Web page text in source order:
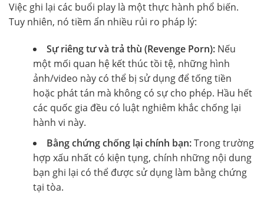
Việc ghi lại các buổi play là một thực hành phổ biến.
Tuy nhiên, nó tiềm ẩn nhiều rủi ro pháp lý:
Sự riêng tư và trả thù (Revenge Porn):Nếu
một mối quan hệ kết thúc tồi tệ, những hình
ảnh/video này có thể bị sử dụng để tống tiền
hoặc phát tán mà không có sự cho phép. Hầu hết
các quốc gia đều có luật nghiêm khắc chống lại
hành vi này.
Bằng chứng chống lại chính bạn:Trong trường
hợp xấu nhất có kiện tụng, chính những nội dung
bạn ghi lại có thể được sử dụng làm bằng chứng
tại tòa.